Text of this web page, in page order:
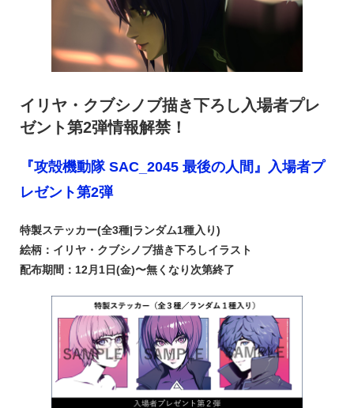
イリヤ・クブシノブ描き下ろし入場者プレ
ゼント第2弾情報解禁！
『攻殻機動隊 SAC_2045 最後の人間』入場者プ
レゼント第2弾
特製ステッカー(全3種|ランダム1種入り)
絵柄：イリヤ・クブシノブ描き下ろしイラスト
配布期間：12月1日(金)〜無くなり次第終了